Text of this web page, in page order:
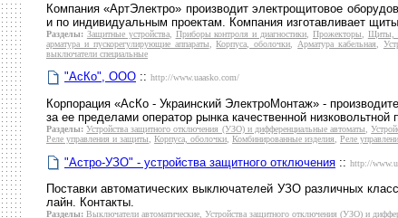
Компания «АртЭлектро» производит электрощитовое
и по индивидуальным проектам. Компания изготавливает
Разделы: Защитные устройства, Приборы контроля и диагностики Прожекторы Щиты,
арматура и пускорегулирующие аппараты ,Корпуса, оболочки Арматура кабельная
выключатели специальные
"АсКо", ООО :: http://www.uaasko.com/
Корпорация «АсКо - Украинский ЭлектроМонтаж» -
за ее пределами оператор рынка качественной низковольтной
Разделы: Устройства защитного отключения (УЗО) и дифференциальные автоматы ,
Реле управления и защиты
Корпуса, оболочки Комбинированные изделия Реле
"Астро-УЗО" - устройства защитного отключения :: http://
Поставки автоматических выключателей УЗО различных
лайн. Контакты.
Разделы: Выключатели автоматические Устройства защитного отключения (УЗО) и